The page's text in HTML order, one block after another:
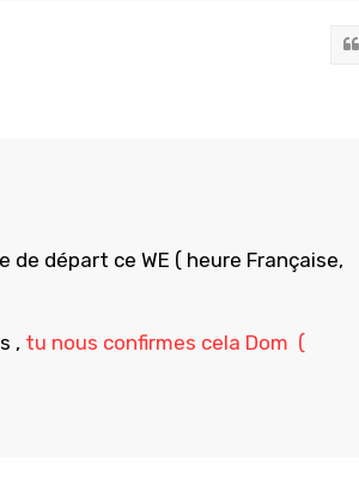
départ ce WE ( heure Française,
, tu nous confirmes cela Dom (